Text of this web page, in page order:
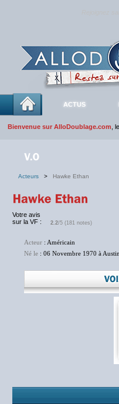
ACTUS
Bienvenue sur AlloDoublage.com ,
Acteurs > Hawke Ethan
Votre avis
sur la VF :
2.2/5 (181 notes)
Acteur : Américain
Né le : 06 Novembre 1970 à